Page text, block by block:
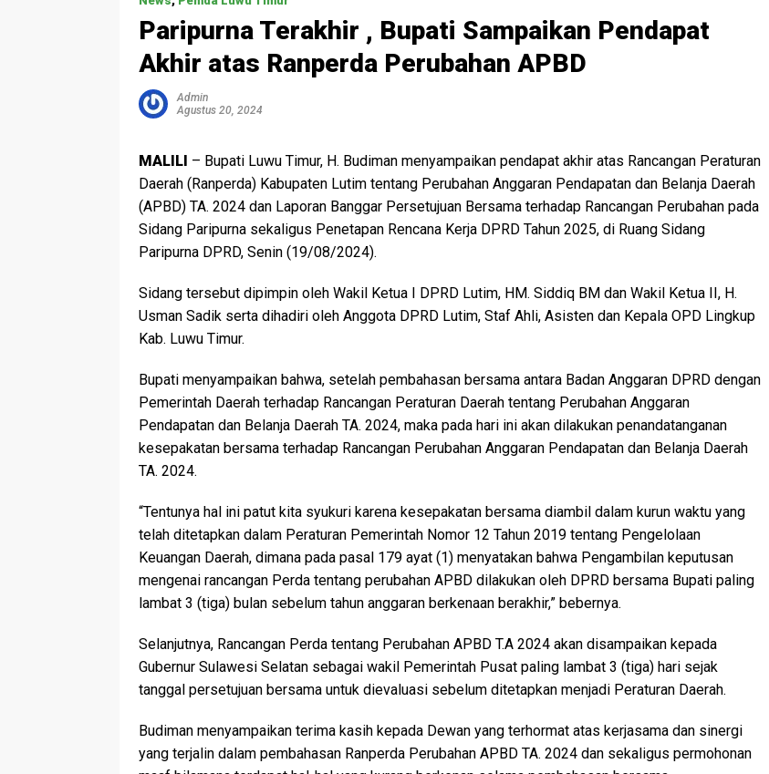
Paripurna Terakhir , Bupati Sampaikan Pendapat
Akhir atas Ranperda Perubahan APBD
Admin
Agustus 20, 2024
MALILI – Bupati Luwu Timur, H. Budiman menyampaikan pendapat akhir atas Rancangan Peraturan
Daerah (Ranperda) Kabupaten Lutim tentang Perubahan Anggaran Pendapatan dan Belanja Daerah
(APBD) TA. 2024 dan Laporan Banggar Persetujuan Bersama terhadap Rancangan Perubahan pada
Sidang Paripurna sekaligus Penetapan Rencana Kerja DPRD Tahun 2025, di Ruang Sidang
Paripurna DPRD, Senin (19/08/2024).
Sidang tersebut dipimpin oleh Wakil Ketua I DPRD Lutim, HM. Siddiq BM dan Wakil Ketua II, H.
Usman Sadik serta dihadiri oleh Anggota DPRD Lutim, Staf Ahli, Asisten dan Kepala OPD Lingkup
Kab. Luwu Timur.
Bupati menyampaikan bahwa, setelah pembahasan bersama antara Badan Anggaran DPRD dengan
Pemerintah Daerah terhadap Rancangan Peraturan Daerah tentang Perubahan Anggaran
Pendapatan dan Belanja Daerah TA. 2024, maka pada hari ini akan dilakukan penandatanganan
kesepakatan bersama terhadap Rancangan Perubahan Anggaran Pendapatan dan Belanja Daerah
TA. 2024.
“Tentunya hal ini patut kita syukuri karena kesepakatan bersama diambil dalam kurun waktu yang
telah ditetapkan dalam Peraturan Pemerintah Nomor 12 Tahun 2019 tentang Pengelolaan
Keuangan Daerah, dimana pada pasal 179 ayat (1) menyatakan bahwa Pengambilan keputusan
mengenai rancangan Perda tentang perubahan APBD dilakukan oleh DPRD bersama Bupati paling
lambat 3 (tiga) bulan sebelum tahun anggaran berkenaan berakhir,” bebernya.
Selanjutnya, Rancangan Perda tentang Perubahan APBD T.A 2024 akan disampaikan kepada
Gubernur Sulawesi Selatan sebagai wakil Pemerintah Pusat paling lambat 3 (tiga) hari sejak
tanggal persetujuan bersama untuk dievaluasi sebelum ditetapkan menjadi Peraturan Daerah.
Budiman menyampaikan terima kasih kepada Dewan yang terhormat atas kerjasama dan sinergi
yang terjalin dalam pembahasan Ranperda Perubahan APBD TA. 2024 dan sekaligus permohonan